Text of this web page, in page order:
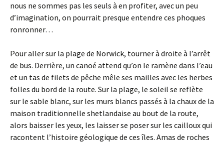
nous ne sommes pas les seuls à en profiter, avec un peu
d’imagination, on pourrait presque entendre ces phoques
ronronner…
Pour aller sur la plage de Norwick, tourner à droite à l’arrêt
de bus. Derrière, un canoé attend qu’on le ramène dans l’eau
et un tas de filets de pêche mêle ses mailles avec les herbes
folles du bord de la route. Sur la plage, le soleil se reflète
sur le sable blanc, sur les murs blancs passés à la chaux de la
maison traditionnelle shetlandaise au bout de la route,
alors baisser les yeux, les laisser se poser sur les cailloux qui
racontent l’histoire géologique de ces îles. Amas de roches